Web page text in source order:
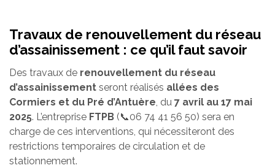
Travaux de renouvellement du réseau
d’assainissement : ce qu’il faut savoir
Des travaux de renouvellement du réseau
d’assainissement seront réalisés allées des
Cormiers et du Pré d’Antuère, du 7 avril au 17 mai
2025. L’entreprise FTPB (📞06 74 41 56 50) sera en
charge de ces interventions, qui nécessiteront des
restrictions temporaires de circulation et de
stationnement.